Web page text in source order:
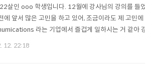
살인 ooo 학생입니다. 12월에 강사님의 강의를 들
에 앞서 많은 고민을 하고 있어, 조금이라도 제 고민
라는 기업에서 즐겁게 일하시는 거 같아
니는게 나중에 취직할 때 좋을 꺼 같아, 지금 휴학을
12. 22:18